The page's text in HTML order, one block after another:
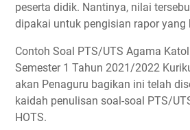
peserta didik. Nantinya, nilai
dipakai untuk pengisian rapor yang
Contoh Soal PTS/UTS Agama
Semester 1 Tahun 2021/2022
akan Penaguru bagikan ini telah
kaidah penulisan soal-soal PTS/
HOTS.